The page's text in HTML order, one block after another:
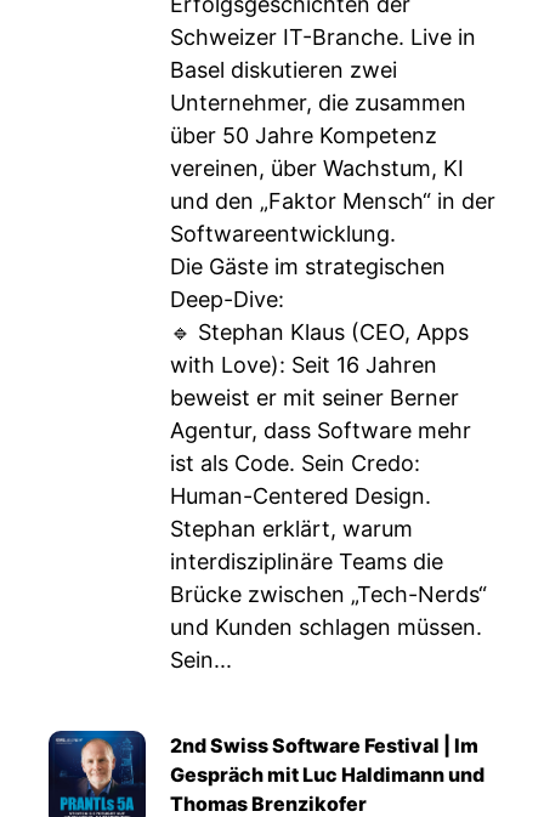
Schweizer IT-Branche. Live in
Basel diskutieren zwei
Unternehmer, die zusammen
über 50 Jahre Kompetenz
vereinen, über Wachstum, KI
und den „Faktor Mensch“ in der
Softwareentwicklung.
Die Gäste im strategischen
Deep-Dive:
🔹 Stephan Klaus (CEO, Apps
with Love): Seit 16 Jahren
beweist er mit seiner Berner
Agentur, dass Software mehr
ist als Code. Sein Credo:
Human-Centered Design.
Stephan erklärt, warum
interdisziplinäre Teams die
Brücke zwischen „Tech-Nerds“
und Kunden schlagen müssen.
Sein...
2nd Swiss Software Festival | Im
Gespräch mit Luc Haldimann und
Thomas Brenzikofer